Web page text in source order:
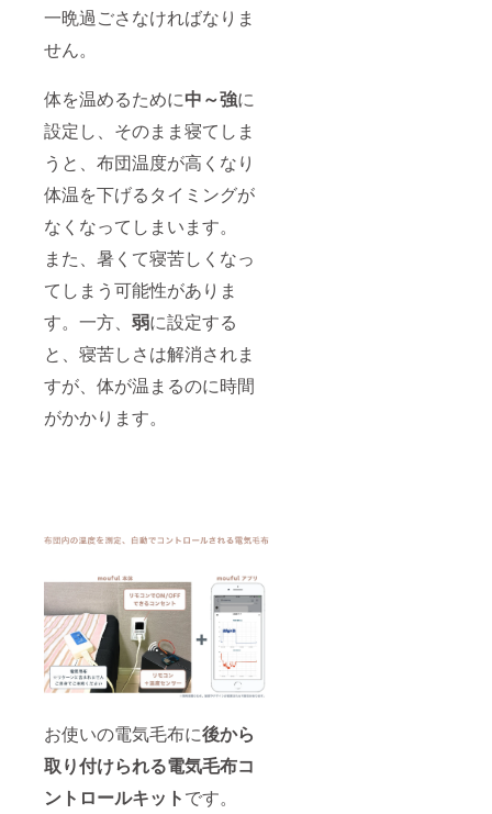
一晩過ごさなければなりま
せん。
体を温めるために中～強に
設定し、そのまま寝てしま
うと、布団温度が高くなり
体温を下げるタイミングが
なくなってしまいます。
また、暑くて寝苦しくなっ
てしまう可能性がありま
す。一方、 弱に設定する
と、寝苦しさは解消されま
すが、体が温まるのに時間
がかかります。
お使いの電気毛布に後から
取り付けられる電気毛布コ
ントロールキットです。